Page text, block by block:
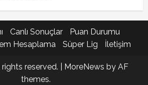
Canlı Sonuçlar
Puan Durumu
Hesaplama Süper Lig İletişim
reserved. MoreNews by AF
themes.